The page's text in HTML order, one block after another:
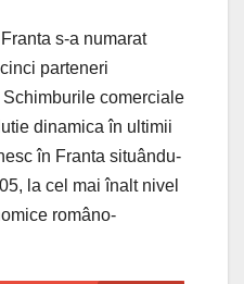
s-a numarat
parteneri
comerciale
dinamica în ultimii
în Franta situându-
la cel mai înalt nivel
româno-